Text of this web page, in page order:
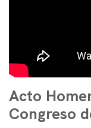
Acto
Congreso